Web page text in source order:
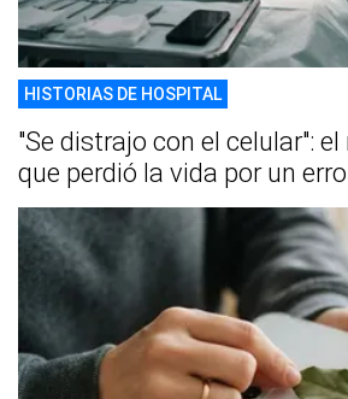
HISTORIAS DE HOSPITAL
"Se distrajo con el celular":
que perdió la vida por un